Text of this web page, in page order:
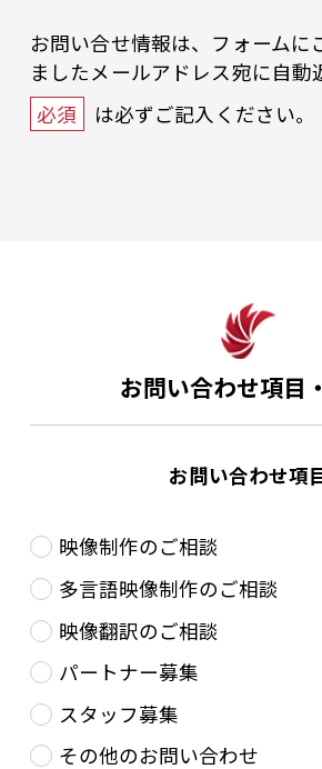
お問い合せ情報は、フォームに
ましたメールアドレス宛に自動
必須
は必ずご記入ください。
お問い合わせ項目
お問い合わせ項
映像制作のご相談
多言語映像制作のご相談
映像翻訳のご相談
パートナー募集
スタッフ募集
その他のお問い合わせ